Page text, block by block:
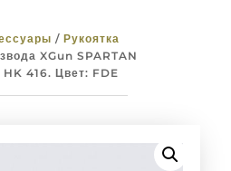
/ Рукоятка
XGun SPARTAN
416. Цвет: FDE